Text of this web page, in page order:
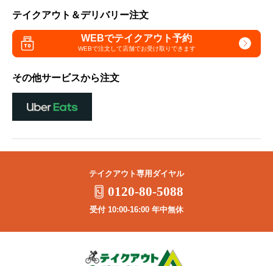
テイクアウト＆デリバリー注文
WEBでテイクアウト予約
WEBで注文して店舗でお受け取りできます
その他サービスから注文
テイクアウト専用ダイヤル
0120-80-5088
受付 10:00-16:00 年中無休